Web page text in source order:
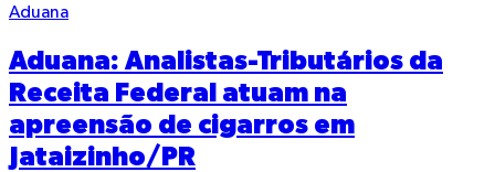
Aduana
Aduana: Analistas-Tributários da
Receita Federal atuam na
apreensão de cigarros em
Jataizinho/PR